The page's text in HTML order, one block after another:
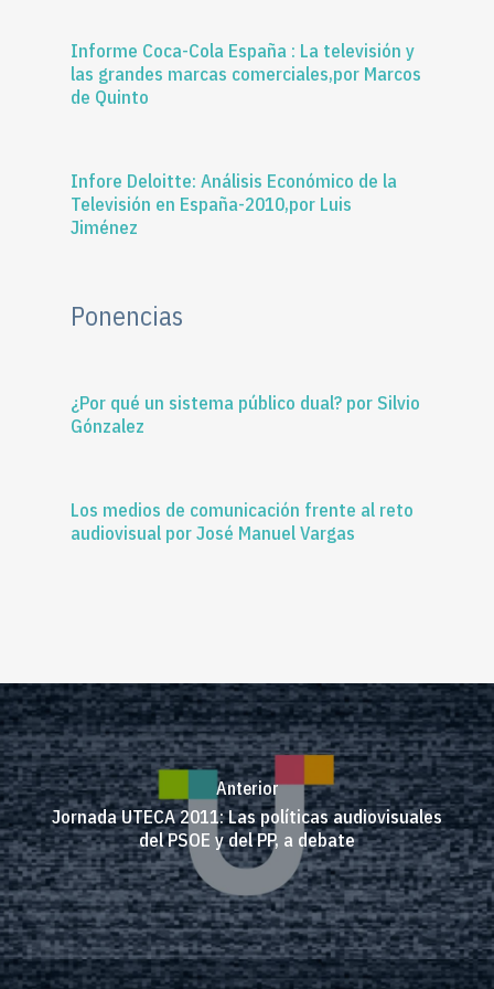
Informe Coca-Cola España : La televisión y
las grandes marcas comerciales,por Marcos
de Quinto
Infore Deloitte: Análisis Económico de la
Televisión en España-2010,por Luis
Jiménez
Ponencias
¿Por qué un sistema público dual? por Silvio
Gónzalez
Los medios de comunicación frente al reto
audiovisual por José Manuel Vargas
Anterior
Jornada UTECA 2011: Las políticas audiovisuales
del PSOE y del PP, a debate